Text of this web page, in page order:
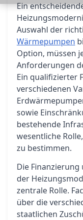
Ein
Auswahl der
Wärmepumpen
Option, müssen
Anforderungen
Ein qualifizierter
verschiedenen
sowie
bestehende
wesentliche
zu bestimmen.
Die
der
zentrale Rolle.
über die
staatlichen